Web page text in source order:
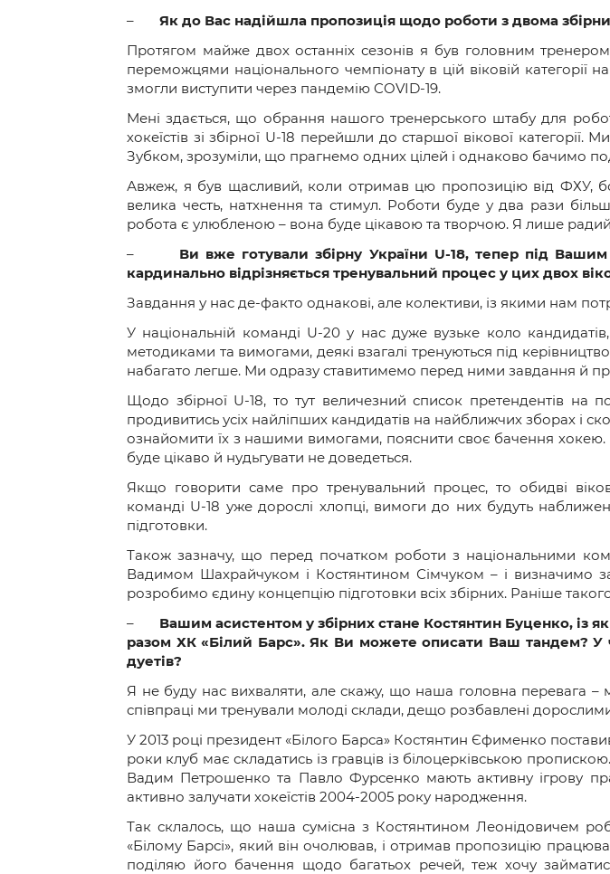
– Як до Вас надійшла пропозиція щодо роботи з двома
Протягом майже двох останніх сезонів я був головним
переможцями національного чемпіонату в цій віковій категорії
змогли виступити через пандемію COVID-19.
Мені здається, що обрання нашого тренерського штабу для
хокеїстів зі збірної U-18 перейшли до старшої вікової
Зубком, зрозуміли, що прагнемо одних цілей і однаково бачимо
Авжеж, я був щасливий, коли отримав цю пропозицію від ФХУ,
велика честь, натхнення та стимул. Роботи буде у два рази
робота є улюбленою – вона буде цікавою та творчою. Я лише
– Ви вже готували збірну України U-18, тепер під Вашим
кардинально відрізняється тренувальний процес у цих двох
Завдання у нас де-факто однакові, але колективи, із якими нам
У національній команді U-20 у нас дуже вузьке коло
методиками та вимогами, деякі взагалі тренуються під
набагато легше. Ми одразу ставитимемо перед ними завдання й
Щодо збірної U-18, то тут величезний список претендентів
продивитись усіх найліпших кандидатів на найближчих зборах і
ознайомити їх з нашими вимогами, пояснити своє бачення
буде цікаво й нудьгувати не доведеться.
Якщо говорити саме про тренувальний процес, то обидві
команді U-18 уже дорослі хлопці, вимоги до них будуть
підготовки.
Також зазначу, що перед початком роботи з національними
Вадимом Шахрайчуком і Костянтином Сімчуком – і визначимо
розробимо єдину концепцію підготовки всіх збірних. Раніше
– Вашим асистентом у збірних стане Костянтин Буценко, із
разом ХК «Білий Барс». Як Ви можете описати Ваш тандем? У
дуетів?
Я не буду нас вихваляти, але скажу, що наша головна перевага
співпраці ми тренували молоді склади, дещо розбавлені
У 2013 році президент «Білого Барса» Костянтин Єфименко
роки клуб має складатись із гравців із білоцерківською
Вадим Петрошенко та Павло Фурсенко мають активну ігрову
активно залучати хокеїстів 2004-2005 року народження.
Так склалось, що наша сумісна з Костянтином Леонідовичем
«Білому Барсі», який він очолював, і отримав пропозицію
поділяю його бачення щодо багатьох речей, теж хочу